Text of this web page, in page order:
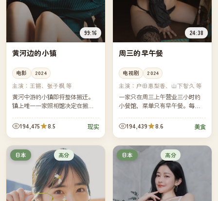
99:16
黄河边的小镇
电影 2024
主演： 王锵、张子枫 等
黄河中游的小镇即将整体搬迁。
镇上唯一一家照相馆决定在搬迁
影。三个月里，镜头比小镇本身
先一步告别。
194,475 8.5 现实
24:38
周三的早午餐
电视剧 2024
主演： 户田惠梨香、山下智久 等
一家只在周三上午营业三小时的
小餐馆，菜单只有早午餐。每集
法对家人言说的心事，由一道菜
替他们说完。
194,439 8.6 美食
日本 高分 日本 高分